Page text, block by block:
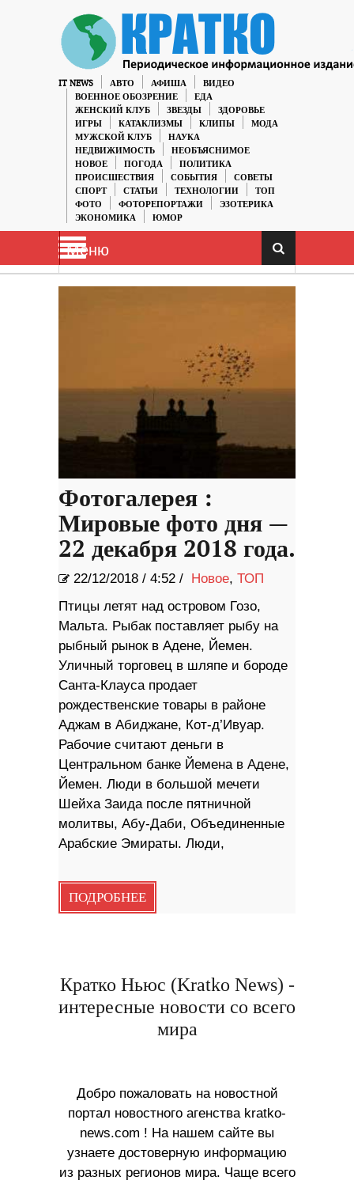
IT NEWS АВТО АФИША
ВИДЕО
ВОЕННОЕ ОБОЗРЕНИЕ
ЕДА
ЖЕНСКИЙ КЛУБ
ЗВЕЗДЫ
ЗДОРОВЬЕ
ИГРЫ
КАТАКЛИЗМЫ КЛИПЫ
МОДА
МУЖСКОЙ КЛУБ
НАУКА
НЕДВИЖИМОСТЬ
НЕОБЪЯСНИМОЕ
НОВОЕ
ПОГОДА
ПОЛИТИКА
ПРОИСШЕСТВИЯ
СОБЫТИЯ
СОВЕТЫ
СПОРТ
СТАТЬИ ТЕХНОЛОГИИ
ТОП
ФОТО
ФОТОРЕПОРТАЖИ
ЭЗОТЕРИКА
ЭКОНОМИКА
ЮМОР
Меню
Фотогалерея :
Мировые фото дня —
22 декабря 2018 года.
22/12/2018 / 4:52 / Новое, ТОП
Птицы летят над островом Гозо,
Мальта. Рыбак поставляет рыбу на
рыбный рынок в Адене, Йемен.
Уличный торговец в шляпе и бороде
Санта-Клауса продает
рождественские товары в районе
Аджам в Абиджане, Кот-д’Ивуар.
Рабочие считают деньги в
Центральном банке Йемена в Адене,
Йемен. Люди в большой мечети
Шейха Заида после пятничной
молитвы, Абу-Даби, Объединенные
Арабские Эмираты. Люди,
ПОДРОБНЕЕ
Кратко Ньюс (Kratko News) -
интересные новости со всего
мира
Добро пожаловать на новостной
портал новостного агенства kratko-
news.com ! На нашем сайте вы
узнаете достоверную информацию
из разных регионов мира. Чаще всего